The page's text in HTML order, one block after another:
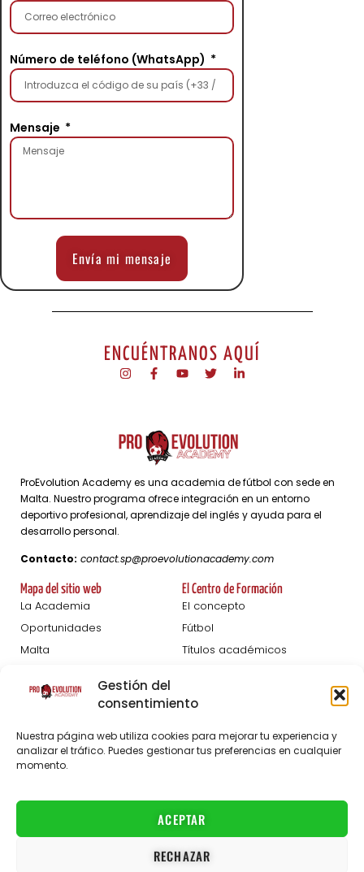
Gestión del
consentimiento
Nuestra página web utiliza cookies para mejorar tu experiencia y
analizar el tráfico. Puedes gestionar tus preferencias en cualquier
momento.
ACEPTAR
RECHAZAR
Número de teléfono (WhatsApp)
Mensaje
Envía mi mensaje
ENCUÉNTRANOS AQUÍ
ProEvolution Academy es una academia de fútbol con sede en
Malta. Nuestro programa ofrece integración en un entorno
deportivo profesional, aprendizaje del inglés y ayuda para el
desarrollo personal.
Contacto: contact.sp@proevolutionacademy.com
Mapa del sitio web
La Academia
Oportunidades
Malta
Blog
El Centro de Formación
El concepto
Fútbol
Títulos académicos
Pruebas De Captación
Inscripción Hombres
Inscripción Mujeres
Acerca de
El personal
Empleos
Contacto